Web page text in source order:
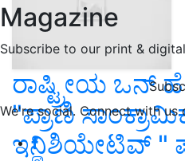
Magazine
Subscribe to our print &
We're social. Connect with us
ರಾಷ್ಟ್ರೀಯ ಒನ್
"ಪ್ರಾಣಿ
ಇನಿಶಿಯೇಟಿವ್ "